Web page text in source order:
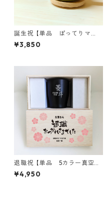
誕生祝【単品 ぽってりマ
グ】6色｜木のコースター付き
｜名入れ｜プレゼント
¥3,850
退職祝【単品 5カラー真空ス
テンレスカラータンブラー35
0】メッセージ木箱｜誕生日｜
¥4,950